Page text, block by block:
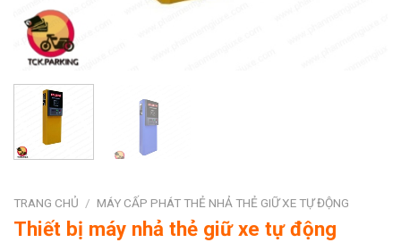
TRANG CHỦ / MÁY CẤP PHÁT THẺ NHẢ THẺ GIỮ XE TỰ ĐỘNG
Thiết bị máy nhả thẻ giữ xe tự động